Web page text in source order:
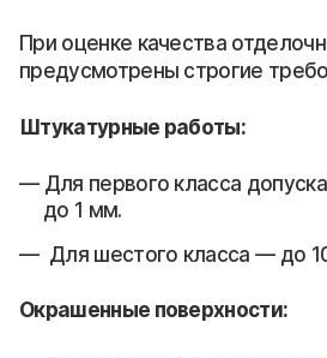
При оценке качества
предусмотрены строгие
Штукатурные работы:
Для первого класса
до 1 мм.
Для шестого класса — до
Окрашенные поверхности: